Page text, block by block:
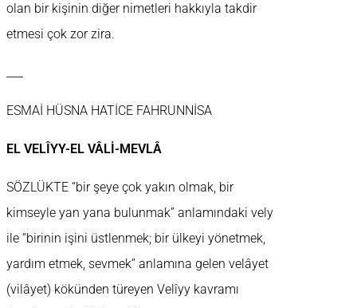
olan bir kişinin diğer nimetleri hakkıyla takdir
etmesi çok zor zira.
ESMAİ HÜSNA HATİCE FAHRUNNİSA
EL VELÎYY-EL VÂLİ-MEVLÂ
SÖZLÜKTE “bir şeye çok yakın olmak, bir
kimseyle yan yana bulunmak” anlamındaki vely
ile “birinin işini üstlenmek; bir ülkeyi yönetmek,
yardım etmek, sevmek” anlamına gelen velâyet
(vilâyet) kökünden türeyen Velîyy kavramı